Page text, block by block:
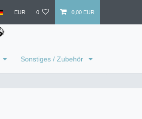
EUR 0 0,00 EUR
Sonstiges / Zubehör